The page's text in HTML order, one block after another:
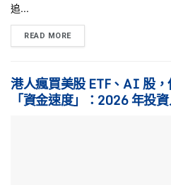
追...
READ MORE
港人瘋買美股 ETF、AI 股
「資金速度」：2026 年投